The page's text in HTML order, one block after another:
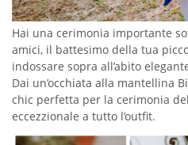
Hai una cerimonia importante
amici, il battesimo della tua
indossare sopra all’abito
Dai un’occhiata alla mantellina
chic perfetta per la cerimonia
eccezzionale a tutto l’outfit.